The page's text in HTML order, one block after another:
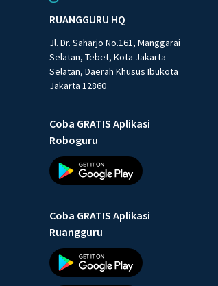
RUANGGURU HQ
Jl. Dr. Saharjo No.161, Manggarai
Selatan, Tebet, Kota Jakarta
Selatan, Daerah Khusus Ibukota
Jakarta 12860
Coba GRATIS Aplikasi
Roboguru
Coba GRATIS Aplikasi
Ruangguru